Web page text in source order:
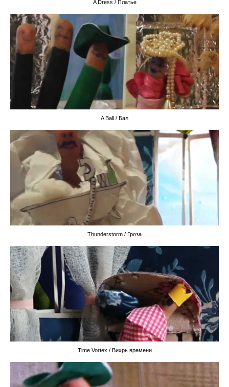
A Dress / Платье
A Ball / Бал
Thunderstorm / Гроза
Time Vortex / Вихрь времени